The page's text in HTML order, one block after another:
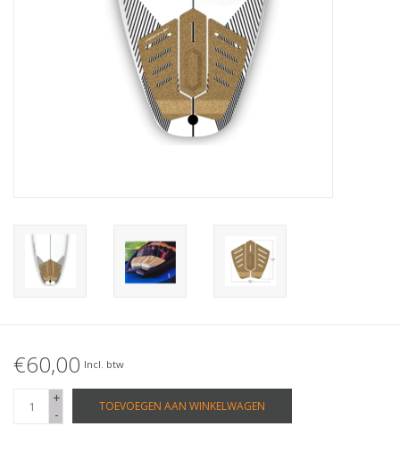
Merken
€60,00 Incl. btw
+
-
TOEVOEGEN AAN WINKELWAGEN